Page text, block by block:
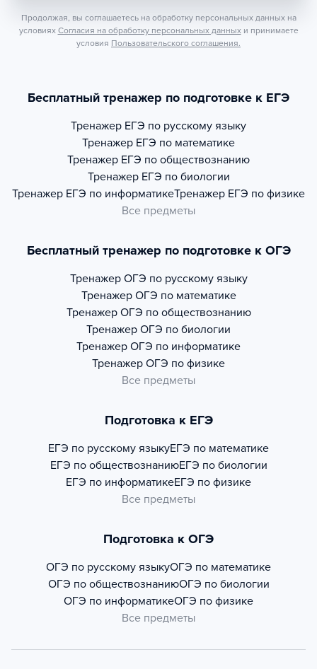
Продолжая, вы соглашаетесь на обработку персональных данных на
условиях Согласия на обработку персональных данных и принимаете
условия Пользовательского соглашения.
Бесплатный тренажер по подготовке к ЕГЭ
Тренажер ЕГЭ по русскому языку
Тренажер ЕГЭ по математике
Тренажер ЕГЭ по обществознанию
Тренажер ЕГЭ по биологии
Тренажер ЕГЭ по информатикеТренажер ЕГЭ по физике
Все предметы
Бесплатный тренажер по подготовке к ОГЭ
Тренажер ОГЭ по русскому языку
Тренажер ОГЭ по математике
Тренажер ОГЭ по обществознанию
Тренажер ОГЭ по биологии
Тренажер ОГЭ по информатике
Тренажер ОГЭ по физике
Все предметы
Подготовка к ЕГЭ
ЕГЭ по русскому языкуЕГЭ по математике
ЕГЭ по обществознаниюЕГЭ по биологии
ЕГЭ по информатикеЕГЭ по физике
Все предметы
Подготовка к ОГЭ
ОГЭ по русскому языкуОГЭ по математике
ОГЭ по обществознаниюОГЭ по биологии
ОГЭ по информатикеОГЭ по физике
Все предметы